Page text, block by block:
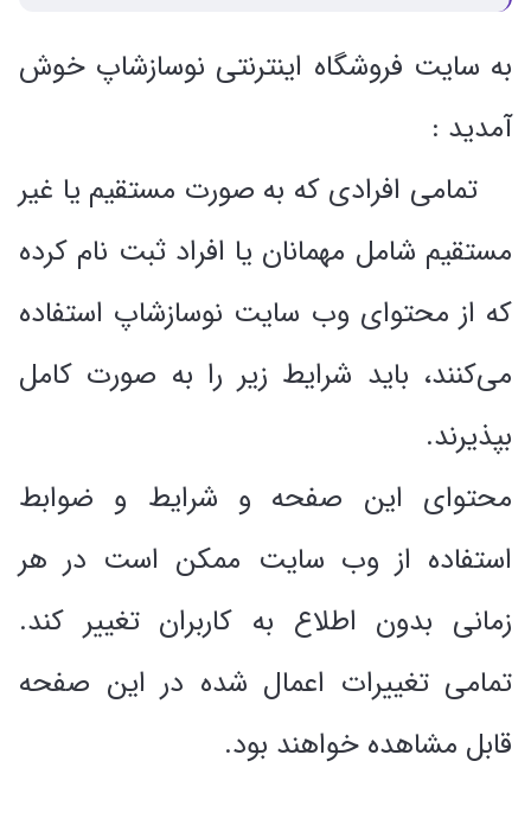
به سایت فروشگاه اینترنتی نوسازشاپ خوش
آمدید :
تمامی افرادی که به صورت مستقیم یا غیر
مستقیم شامل مهمانان یا افراد ثبت نام کرده
که از محتوای وب سایت نوسازشاپ استفاده
می‌کنند، باید شرایط زیر را به صورت کامل
بپذیرند.
محتوای این صفحه و شرایط و ضوابط
استفاده از وب سایت ممکن است در هر
زمانی بدون اطلاع به کاربران تغییر کند.
تمامی تغییرات اعمال شده در این صفحه
قابل مشاهده خواهند بود.